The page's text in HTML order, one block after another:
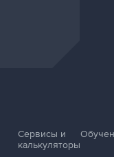
Сервисы и
калькуляторы